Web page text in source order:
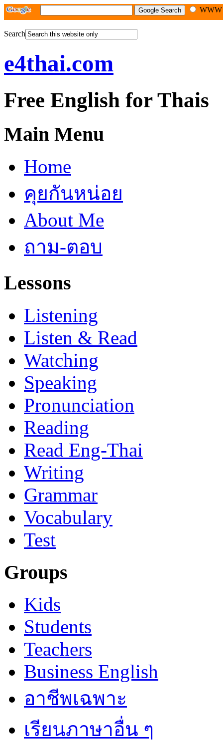
Search
e4thai.com
Free English for Thais
Main Menu
Home
คุยกันหน่อย
About Me
ถาม-ตอบ
Lessons
Listening
Listen & Read
Watching
Speaking
Pronunciation
Reading
Read Eng-Thai
Writing
Grammar
Vocabulary
Test
Groups
Kids
Students
Teachers
Business English
อาชีพเฉพาะ
เรียนภาษาอื่น ๆ